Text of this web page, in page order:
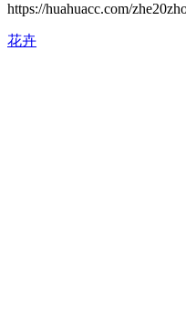
https://huahuacc.com/
花卉